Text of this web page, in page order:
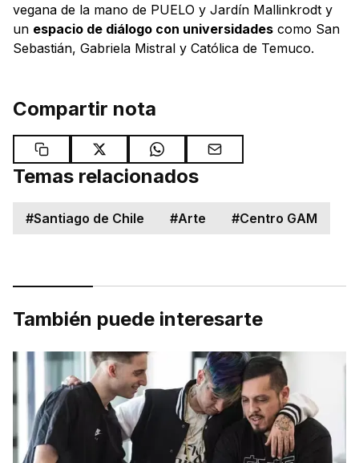
vegana de la mano de PUELO y Jardín Mallinkrodt y
un espacio de diálogo con universidades como San
Sebastián, Gabriela Mistral y Católica de Temuco.
Compartir nota
Temas relacionados
#Santiago de Chile #Arte #Centro GAM
También puede interesarte